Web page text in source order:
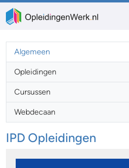
Algemeen
Opleidingen
Cursussen
Webdecaan
IPD Opleidingen